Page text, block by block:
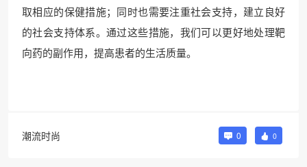
取相应的保健措施；同时也需要注重社会支持，建立良好
的社会支持体系。通过这些措施，我们可以更好地处理靶
向药的副作用，提高患者的生活质量。
潮流时尚 0 0